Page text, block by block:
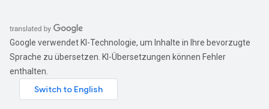
Google verwendet KI-Technologie, um Inhalte in Ihre bevorzugte
Sprache zu übersetzen. KI-Übersetzungen können Fehler
enthalten.